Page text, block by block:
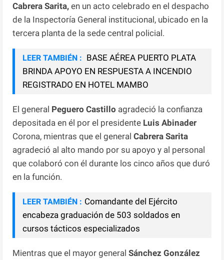
Cabrera Sarita, en un acto celebrado en el despacho
de la Inspectoría General institucional, ubicado en la
tercera planta de la sede central policial.
LEER TAMBIÉN : BASE AÉREA PUERTO PLATA
BRINDA APOYO EN RESPUESTA A INCENDIO
REGISTRADO EN HOTEL MAMBO
El general Peguero Castillo agradeció la confianza
depositada en él por el presidente Luis Abinader
Corona, mientras que el generalCabrera Sarita
agradeció al alto mando por su apoyo y al personal
que colaboró con él durante los cinco años que duró
en la función.
LEER TAMBIÉN : Comandante del Ejército
encabeza graduación de 503 soldados en
cursos tácticos especializados
Mientras que el mayor generalSánchez González